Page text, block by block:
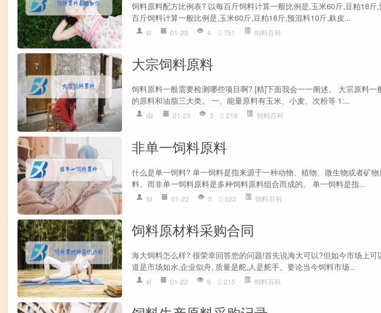
饲料原料配方比例表? 以每百斤饲料计算一般比例是,玉米60斤,豆粕18斤
百斤饲料计算一般比例是,玉米60斤,豆粕18斤,预混料10斤,麸皮...
sl 01-23 4 751 饲料百科
大宗饲料原料
饲料原料一般需要检测哪些项目啊? [精]下面我会一一阐述。 大宗原料
的原料和油脂三大类。 一、能量原料有玉米、小麦、次粉等 1:...
dz 01-23 3 219 饲料百科
非单一饲料原料
什么是单一饲料? 单一饲料是指来源于一种动物、植物、微生物或者矿
料。而非单一饲料原料是多种饲料原料组合而成的。 单一饲料是指...
fd 01-22 5 522 饲料百科
饲料原材料采购合同
海大饲料怎么样? 很荣幸回答您的问题!首先说海大可以?但如今市场上
道是市场如水,企业似舟, 质量是舵,人是舵手。要论当今饲料市场...
sl 01-22 6 215 饲料百科